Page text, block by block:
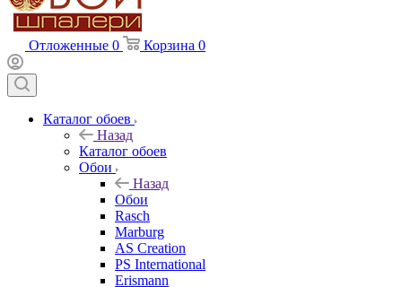
Отложенные 0 Корзина 0
Каталог обоев
Назад
Каталог обоев
Обои
Назад
Обои
Rasch
Marburg
AS Creation
PS International
Erismann